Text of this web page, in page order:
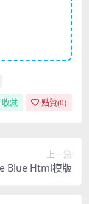
收藏 點贊(0)
上一篇
Blue Html模版